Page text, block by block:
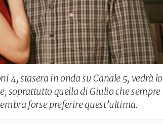
4, stasera in onda su Canale 5, vedrà lo
soprattutto quella di Giulio che sempre
forse preferire quest’ultima.